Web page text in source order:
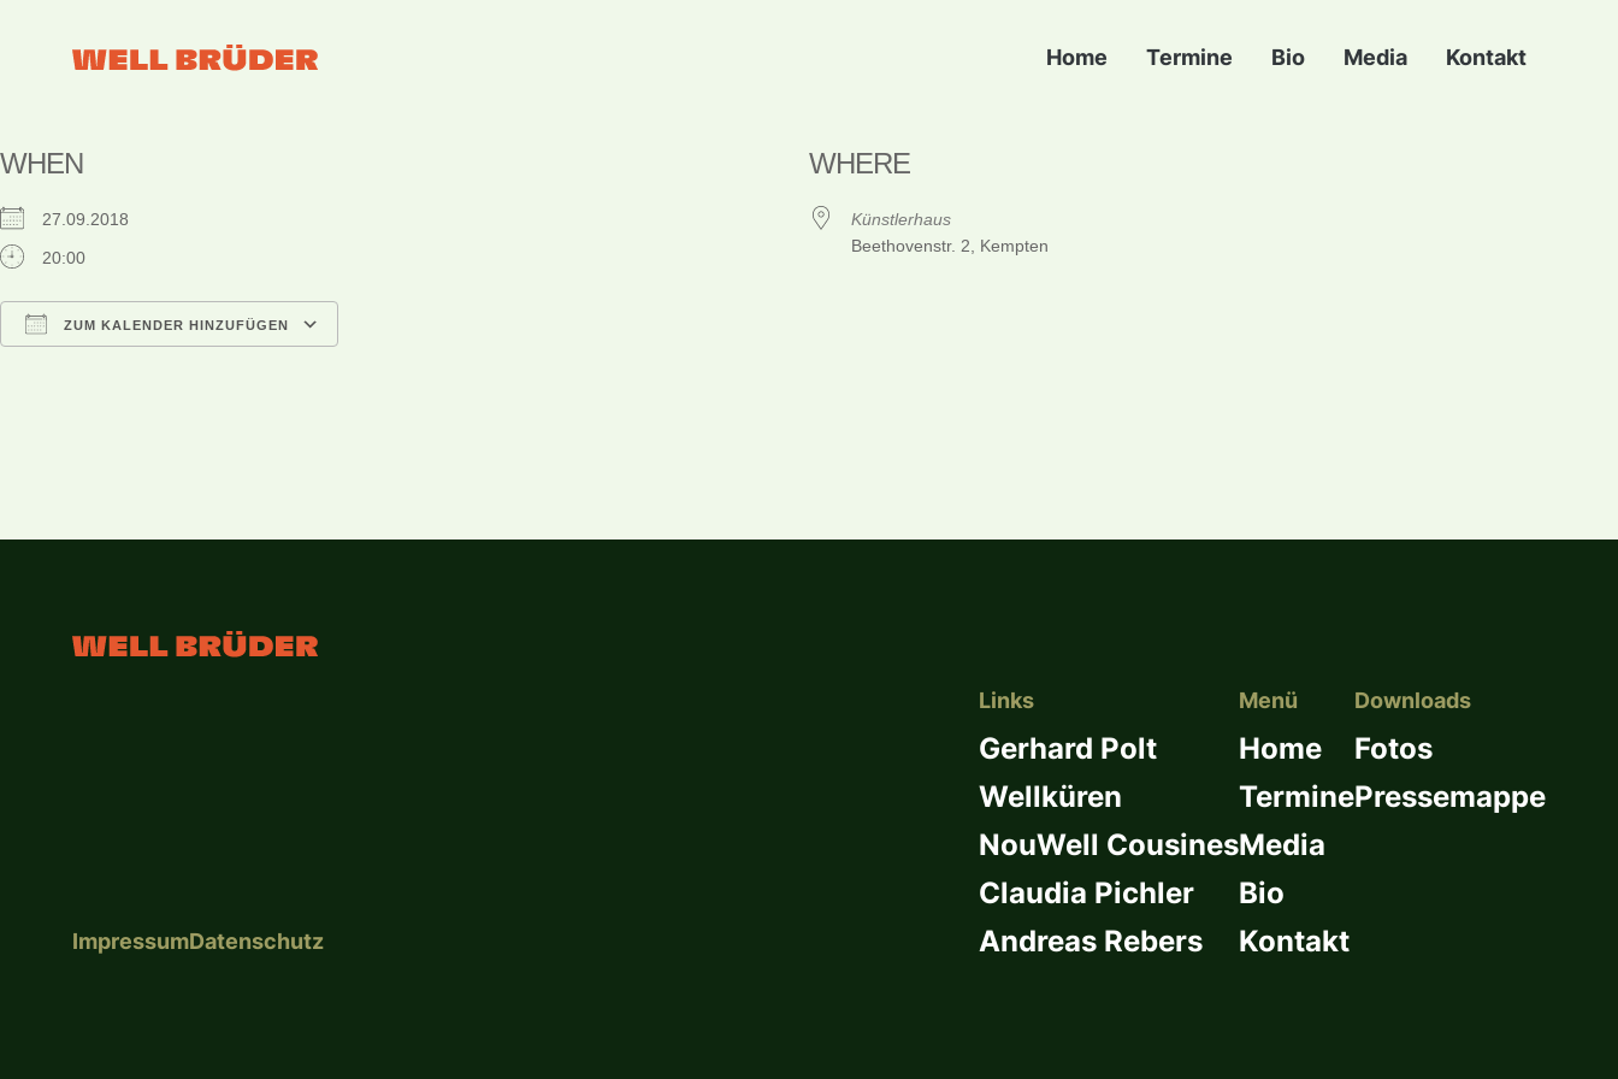
Home Termine Bio Media Kontakt
WHEN
27.09.2018
20:00
ZUM KALENDER HINZUFÜGEN
WHERE
Künstlerhaus
Beethovenstr. 2, Kempten
ImpressumDatenschutz
Links
Gerhard Polt
Wellküren
NouWell Cousines
Claudia Pichler
Andreas Rebers
Menü
Home
Termine
Media
Bio
Kontakt
Downloads
Fotos
Pressemappe